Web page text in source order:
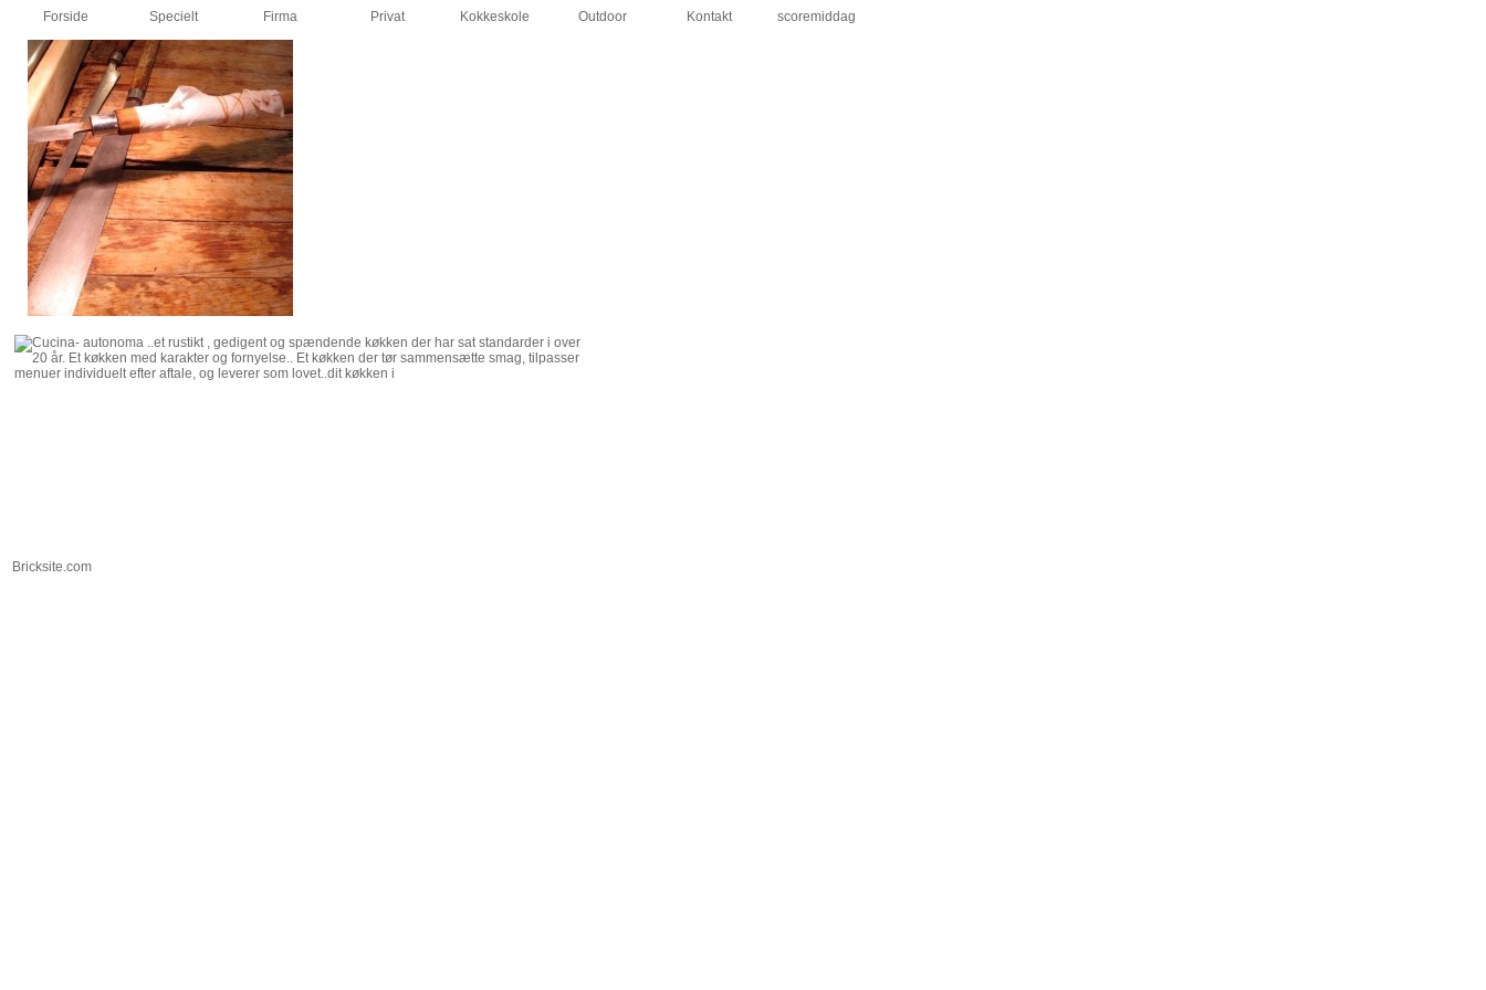
Forside Specielt Firma Privat Kokkeskole Outdoor Kontakt scoremiddag
Bricksite.com